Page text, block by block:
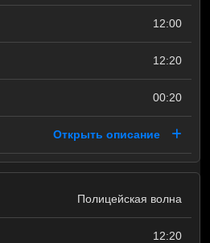
12:00
12:20
00:20
Открыть описание
Полицейская волна
12:20